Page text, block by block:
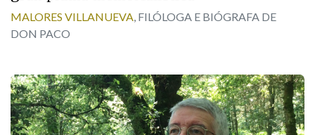
MALORES VILLANUEVA, FILÓLOGA E BIÓGRAFA DE
DON PACO